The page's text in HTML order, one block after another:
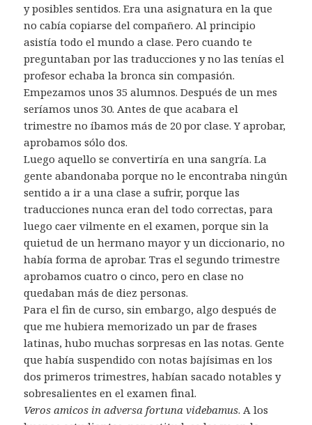
y posibles sentidos. Era una asignatura en la que
no cabía copiarse del compañero. Al principio
asistía todo el mundo a clase. Pero cuando te
preguntaban por las traducciones y no las tenías el
profesor echaba la bronca sin compasión.
Empezamos unos 35 alumnos. Después de un mes
seríamos unos 30. Antes de que acabara el
trimestre no íbamos más de 20 por clase. Y aprobar,
aprobamos sólo dos.
Luego aquello se convertiría en una sangría. La
gente abandonaba porque no le encontraba ningún
sentido a ir a una clase a sufrir, porque las
traducciones nunca eran del todo correctas, para
luego caer vilmente en el examen, porque sin la
quietud de un hermano mayor y un diccionario, no
había forma de aprobar. Tras el segundo trimestre
aprobamos cuatro o cinco, pero en clase no
quedaban más de diez personas.
Para el fin de curso, sin embargo, algo después de
que me hubiera memorizado un par de frases
latinas, hubo muchas sorpresas en las notas. Gente
que había suspendido con notas bajísimas en los
dos primeros trimestres, habían sacado notables y
sobresalientes en el examen final.
Veros amicos in adversa fortuna videbamus. A los